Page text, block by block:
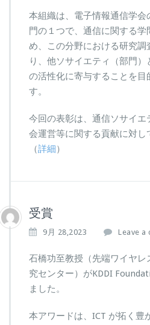
本組織は、電子情報通信学
門の１つで、通信に関する
め、この分野における研究調
り、他ソサイエティ（部門
の活性化に寄与することを目
す。
今回の表彰は、通信ソサイ
会運営等に関する貢献に対し
（詳細）
受賞
9月 28,2023 Leave a
石橋功至教授（先端ワイヤ
究センター）がKDDI
ました。
本アワードは、ICT が拓く豊